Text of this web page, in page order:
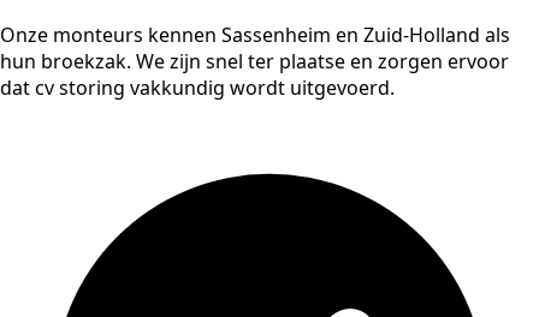
Onze monteurs kennen Sassenheim en Zuid-Holland als
hun broekzak. We zijn snel ter plaatse en zorgen ervoor
dat cv storing vakkundig wordt uitgevoerd.